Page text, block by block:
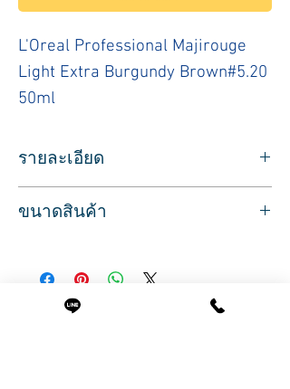
L'Oreal Professional Majirouge
Light Extra Burgundy Brown#5.20
50ml
รายละเอียด
อรีอัล สำหรับมืออาชีพ
Burgundy Brown#5.20
ขนาดสินค้า